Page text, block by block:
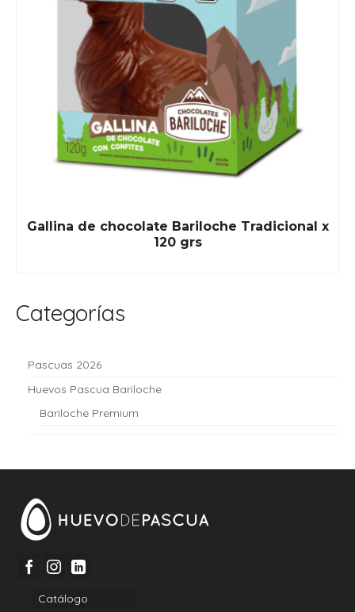
Gallina de chocolate Bariloche Tradicional x
120 grs
Categorías
Pascuas 2026
Huevos Pascua Bariloche
Bariloche Premium
Catálogo